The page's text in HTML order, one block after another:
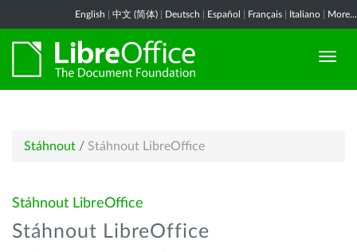
English 中文 (简体) Deutsch Español Français Italiano More...
Stáhnout / Stáhnout LibreOffice
Stáhnout LibreOffice
Stáhnout LibreOffice